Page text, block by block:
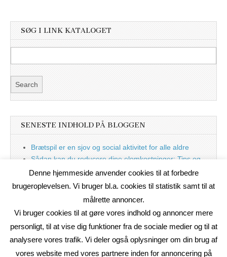
SØG I LINK KATALOGET
SENESTE INDHOLD PÅ BLOGGEN
Brætspil er en sjov og social aktivitet for alle aldre
Sådan kan du reducere dine elomkostninger: Tips og
tricks til at spare på elprisen
Nu med blog
Denne hjemmeside anvender cookies til at forbedre
brugeroplevelsen. Vi bruger bl.a. cookies til statistik samt til at
målrette annoncer.
Vi bruger cookies til at gøre vores indhold og annoncer mere
personligt, til at vise dig funktioner fra de sociale medier og til at
analysere vores trafik. Vi deler også oplysninger om din brug af
vores website med vores partnere inden for annoncering på